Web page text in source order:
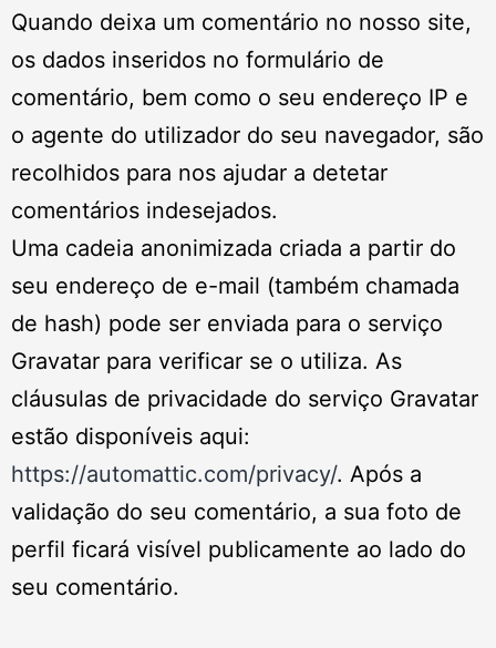
Quando deixa um comentário no nosso site,
os dados inseridos no formulário de
comentário, bem como o seu endereço IP e
o agente do utilizador do seu navegador, são
recolhidos para nos ajudar a detetar
comentários indesejados.
Uma cadeia anonimizada criada a partir do
seu endereço de e-mail (também chamada
de hash) pode ser enviada para o serviço
Gravatar para verificar se o utiliza. As
cláusulas de privacidade do serviço Gravatar
estão disponíveis aqui:
https://automattic.com/privacy/. Após a
validação do seu comentário, a sua foto de
perfil ficará visível publicamente ao lado do
seu comentário.